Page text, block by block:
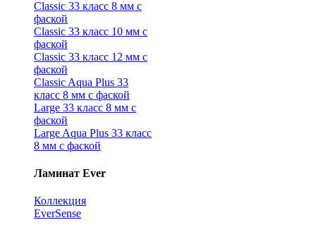
Classic 33 класс 8 мм с
фаской
Classic 33 класс 10 мм с
фаской
Classic 33 класс 12 мм с
фаской
Classic Aqua Plus 33
класс 8 мм с фаской
Large 33 класс 8 мм с
фаской
Large Aqua Plus 33 класс
8 мм с фаской
Ламинат Ever
Коллекция
EverSense